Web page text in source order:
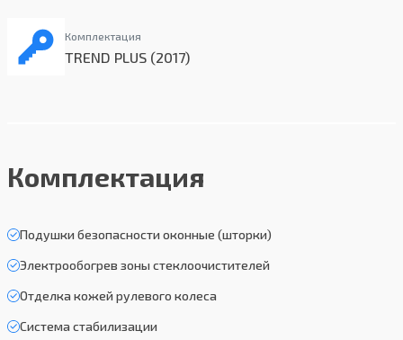
Комплектация
TREND PLUS (2017)
Комплектация
Подушки безопасности оконные (шторки)
Электрообогрев зоны стеклоочистителей
Отделка кожей рулевого колеса
Система стабилизации